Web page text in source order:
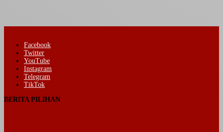
Facebook
Twitter
YouTube
Instagram
Telegram
TikTok
BERITA PILIHAN